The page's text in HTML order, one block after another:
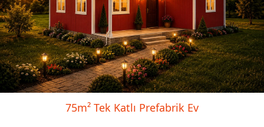
75m² Tek Katlı Prefabrik Ev